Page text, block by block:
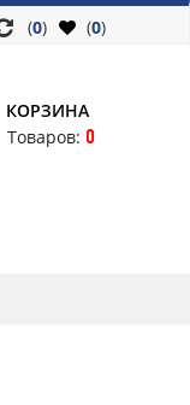
(0)
(0)
КОРЗИНА
Товаров: 0